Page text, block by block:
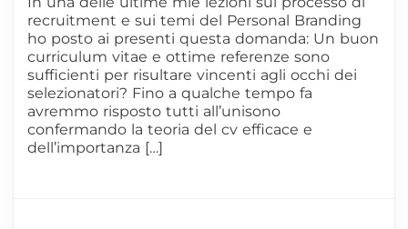
recruitment e sui temi del Personal Branding
ho posto ai presenti questa domanda: Un buon
curriculum vitae e ottime referenze sono
sufficienti per risultare vincenti agli occhi dei
selezionatori? Fino a qualche tempo fa
avremmo risposto tutti all’unisono
confermando la teoria del cv efficace e
dell’importanza […]